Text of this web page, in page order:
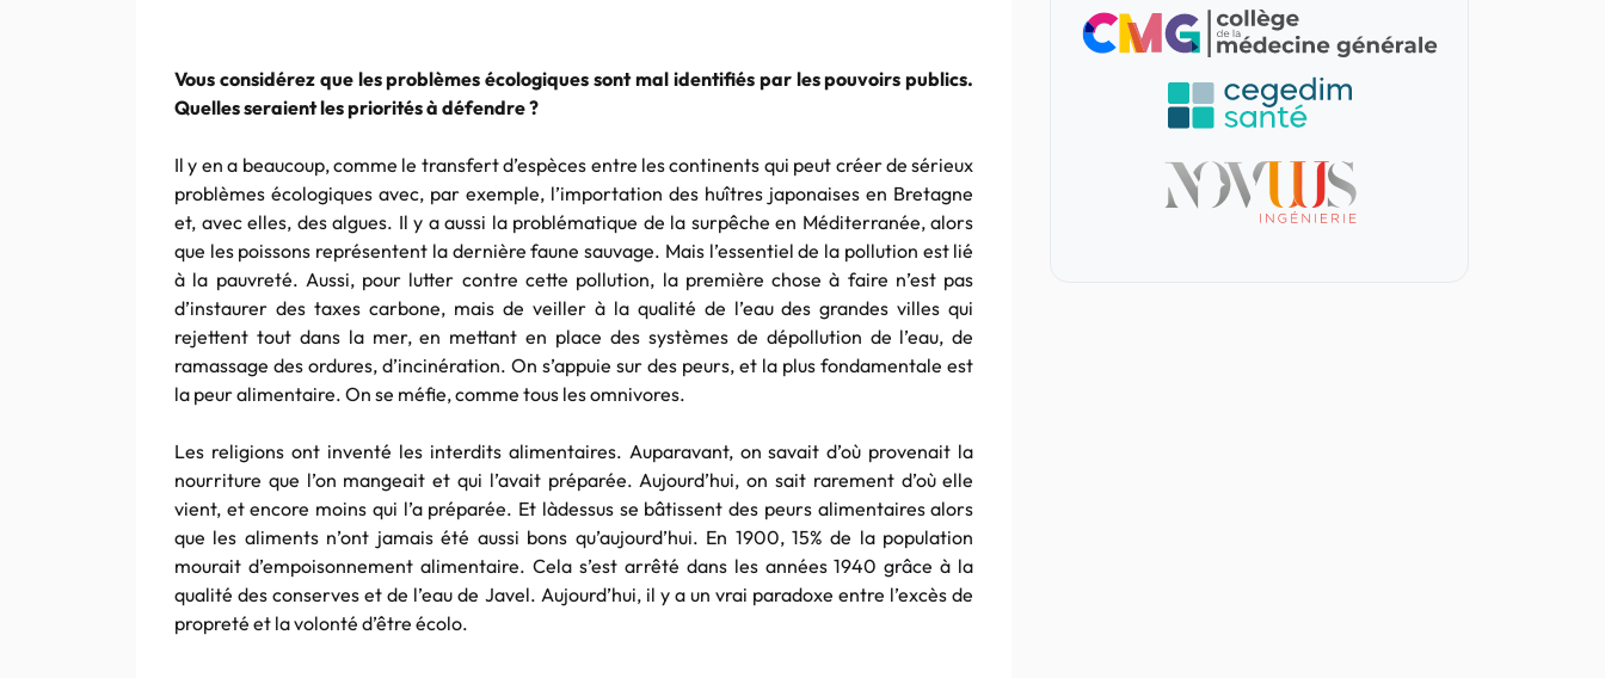
Vous considérez que les problèmes écologiques sont mal identifiés par les pouvoirs publics.
Quelles seraient les priorités à défendre ?
Il y en a beaucoup, comme le transfert d’espèces entre les continents qui peut créer de sérieux
problèmes écologiques avec, par exemple, l’importation des huîtres japonaises en Bretagne
et, avec elles, des algues. Il y a aussi la problématique de la surpêche en Méditerranée, alors
que les poissons représentent la dernière faune sauvage. Mais l’essentiel de la pollution est lié
à la pauvreté. Aussi, pour lutter contre cette pollution, la première chose à faire n’est pas
d’instaurer des taxes carbone, mais de veiller à la qualité de l’eau des grandes villes qui
rejettent tout dans la mer, en mettant en place des systèmes de dépollution de l’eau, de
ramassage des ordures, d’incinération. On s’appuie sur des peurs, et la plus fondamentale est
la peur alimentaire. On se méfie, comme tous les omnivores.
Les religions ont inventé les interdits alimentaires. Auparavant, on savait d’où provenait la
nourriture que l’on mangeait et qui l’avait préparée. Aujourd’hui, on sait rarement d’où elle
vient, et encore moins qui l’a préparée. Et làdessus se bâtissent des peurs alimentaires alors
que les aliments n’ont jamais été aussi bons qu’aujourd’hui. En 1900, 15% de la population
mourait d’empoisonnement alimentaire. Cela s’est arrêté dans les années 1940 grâce à la
qualité des conserves et de l’eau de Javel. Aujourd’hui, il y a un vrai paradoxe entre l’excès de
propreté et la volonté d’être écolo.